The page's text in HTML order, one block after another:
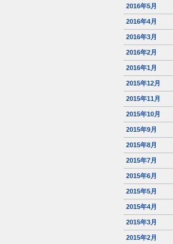
2016年5月
2016年4月
2016年3月
2016年2月
2016年1月
2015年12月
2015年11月
2015年10月
2015年9月
2015年8月
2015年7月
2015年6月
2015年5月
2015年4月
2015年3月
2015年2月